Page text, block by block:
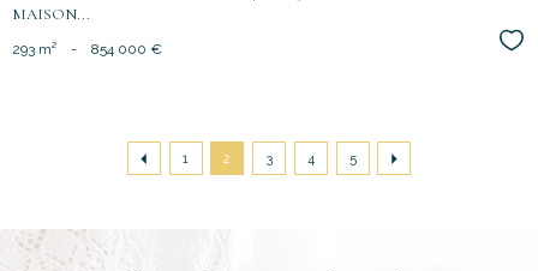
MAISON...
293 m² - 854 000 €
1 2 3 4 5